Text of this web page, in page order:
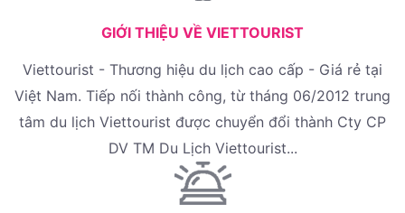
GIỚI THIỆU VỀ VIETTOURIST
Viettourist - Thương hiệu du lịch cao cấp - Giá rẻ tại
Việt Nam. Tiếp nối thành công, từ tháng 06/2012 trung
tâm du lịch Viettourist được chuyển đổi thành Cty CP
DV TM Du Lịch Viettourist...